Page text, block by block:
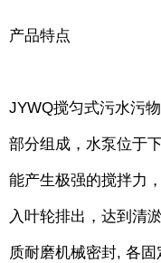
产品特点
JYWQ搅匀式污水污
部分组成，水泵位于
能产生极强的搅拌力
入叶轮排出，达到清
质耐磨机械密封, 各固